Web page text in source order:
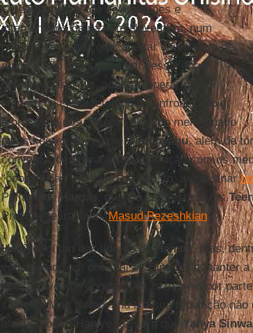
O resto, através de negociações e
intercâmbios de paz em Novembro, num
período de trégua que, apesar da vontade de
muitos, não conduziu a um cessar-fogo
definitivo. Tel Aviv, após recuperar grande
número de civis, retomou o confronto. Hoje,
o processo dos “reféns” é pouco mencionado
pelos líderes do regime.Netanyahu, além de
conversações para a sua libertação com os
“ocorrências” no início de Agosto: assassinar
Político doHamas , quando este estava em
Presidente iraniano, Masud Pezeshkian.
Haniye foi um dos líderes do Hamas, mas,
considerado um dos mais inclinados a manter
que, através de concessões razoáveis ​​por
solução. Mas Netanyahu e a sua tripulação
ataque contra Haniye fez com que Yahya